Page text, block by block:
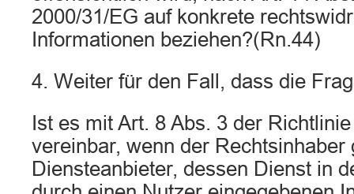
2000/31/EG auf konkrete
Informationen beziehen?(Rn.44)
4. Weiter für den Fall, dass die
Ist es mit Art. 8 Abs. 3 der
vereinbar, wenn der Rechtsinhaber
Diensteanbieter, dessen Dienst in